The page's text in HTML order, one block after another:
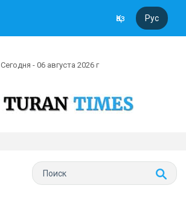
Қаз Рус
Сегодня - 06 августа 2026 г